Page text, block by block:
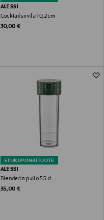
ALESSI
Cocktailsiivilä 10,2 cm
Original Price
30,00 €
ETUKUPONKITUOTE
ALESSI
Blenderin pullo 55 cl
Original Price
35,00 €